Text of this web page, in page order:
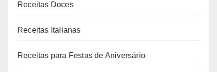
Receitas Doces
Receitas Italianas
Receitas para Festas de Aniversário